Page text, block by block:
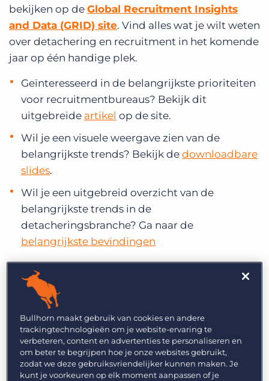
bekijken op de Global Recruitment Insights
and Data (GRID) site. Vind alles wat je wilt weten
over detachering en recruitment in het komende
jaar op één handige plek.
Geïnteresseerd in de belangrijkste prioriteiten
voor recruitmentbureaus? Bekijk dit
uitgebreide artikel op de site.
Wil je een visuele weergave zien van de
belangrijkste trends? Bekijk de downloadbare
slides.
Wil je een uitgebreid overzicht van de
belangrijkste trends in de
detacheringsbranche? Ga naar de
belangrijkste bevindingen
Ontdek de belangrijkste detacherings- en
recruitmenttrends voor 2020 op de GRID-site
We hebben hier enkele van de belangrijkste
trends en bevindingen van de GRID-site
elkaar gezet. Lees hieronder verder voor enkele
van de belangrijkste inzichten uit de enquête van
dit jaar.
Bullhorn maakt gebruik van cookies en andere
trackingtechnologieën om je website-ervaring te
verbeteren, content en advertenties te personaliseren en
om beter te begrijpen hoe je onze websites gebruikt,
zodat we deze gebruiksvriendelijker kunnen maken. Je
kunt je voorkeuren op elk moment aanpassen of je